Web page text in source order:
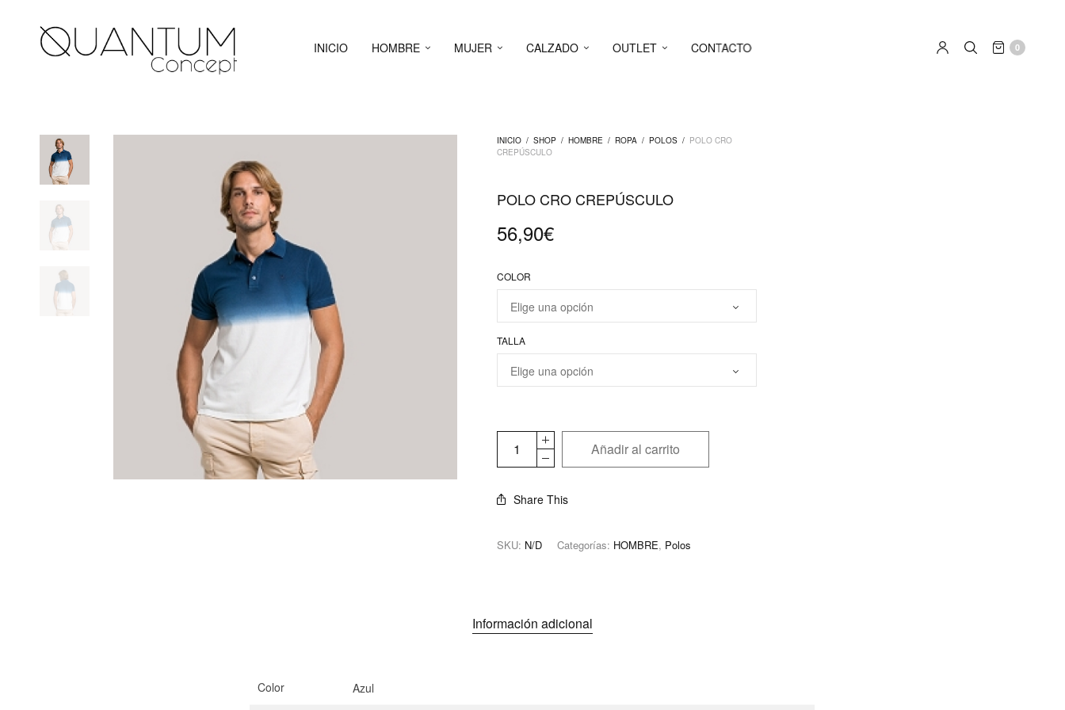
INICIO HOMBRE MUJER CALZADO OUTLET CONTACTO 0
INICIO / SHOP / HOMBRE / ROPA / POLOS / POLO CRO
CREPÚSCULO
POLO CRO CREPÚSCULO
56,90€
COLOR
TALLA
Añadir al carrito
Share This
SKU: N/D Categorías: HOMBRE, Polos
Información adicional
Color
Azul